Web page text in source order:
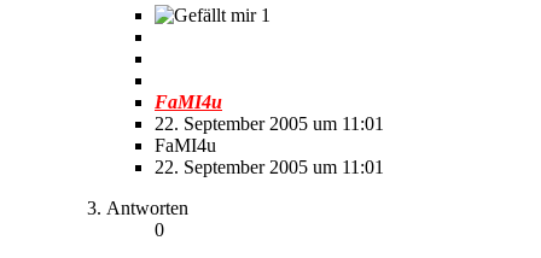
1
FaMI4u
22. September 2005 um 11:01
FaMI4u
22. September 2005 um 11:01
Antworten
0